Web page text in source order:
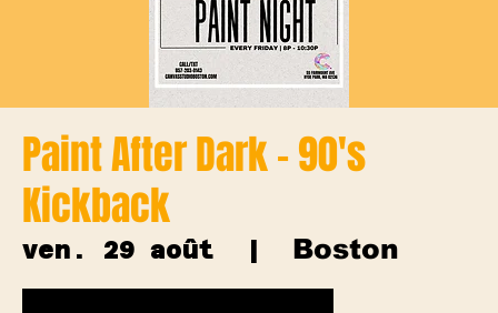
Paint After Dark - 90's
Kickback
ven. 29 août
  |
Boston